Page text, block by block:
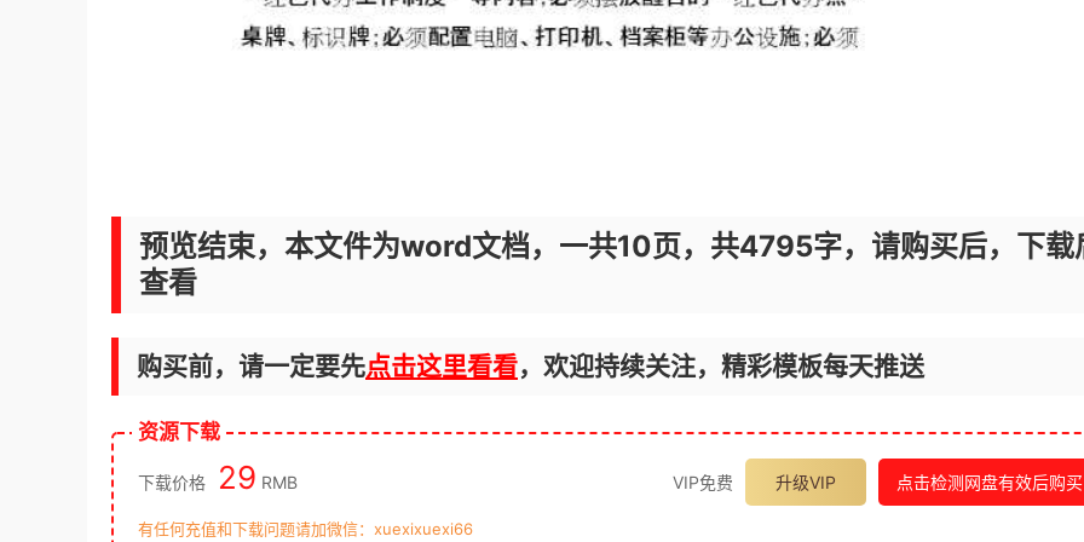
预览结束，本文件为word文档，一共10页，共4795字，请购买后，下载
查看
购买前，请一定要先点击这里看看，欢迎持续关注，精彩模板每天推送
资源下载
下载价格 29 RMB VIP免费 升级VIP 点击检测网盘有效后购买
有任何充值和下载问题请加微信：xuexixuexi66